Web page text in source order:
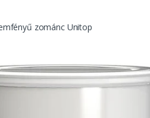
zománc Unitop